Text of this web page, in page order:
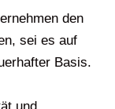
ein